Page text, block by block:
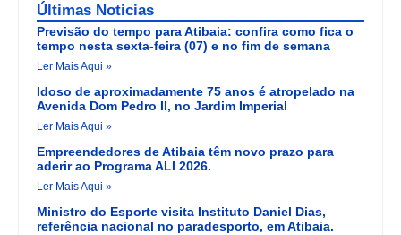
Últimas Noticias
Previsão do tempo para Atibaia: confira como fica o
tempo nesta sexta-feira (07) e no fim de semana
Ler Mais Aqui »
Idoso de aproximadamente 75 anos é atropelado na
Avenida Dom Pedro II, no Jardim Imperial
Ler Mais Aqui »
Empreendedores de Atibaia têm novo prazo para
aderir ao Programa ALI 2026.
Ler Mais Aqui »
Ministro do Esporte visita Instituto Daniel Dias,
referência nacional no paradesporto, em Atibaia.